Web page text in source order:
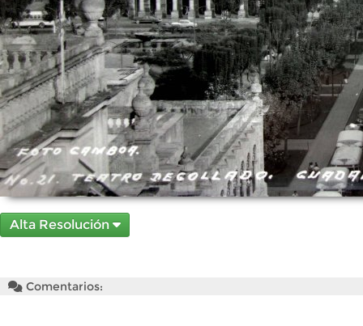
Alta Resolución
Comentarios: